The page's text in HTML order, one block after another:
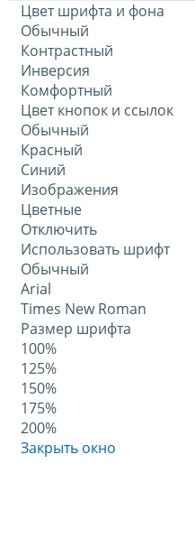
Цвет шрифта и фона
Обычный
Контрастный
Инверсия
Комфортный
Цвет кнопок и ссылок
Обычный
Красный
Синий
Изображения
Цветные
Отключить
Использовать шрифт
Обычный
Arial
Times New Roman
Размер шрифта
100%
125%
150%
175%
200%
Закрыть окно